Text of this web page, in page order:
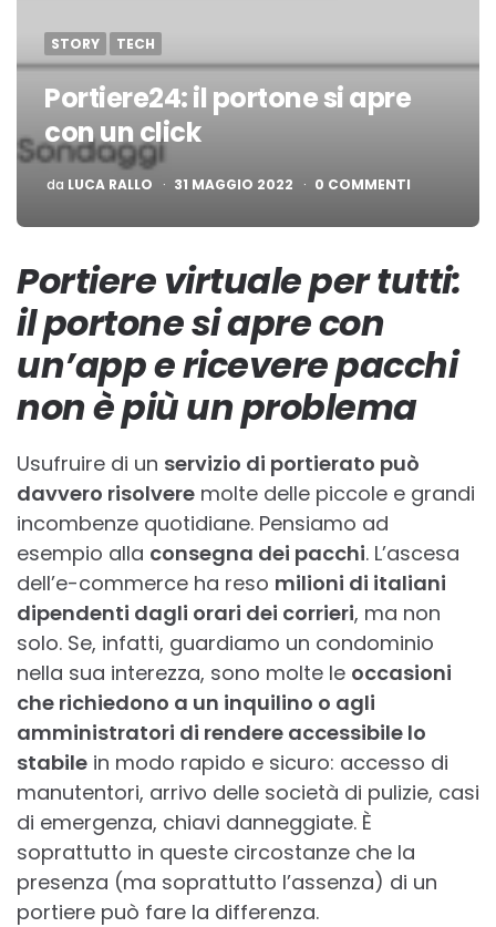
STORY TECH
Portiere24: il portone si apre
con un click
PUBBLICATO
da LUCA RALLO 31 MAGGIO 2022 0 COMMENTI
Portiere virtuale per tutti:
il portone si apre con
un’app e ricevere pacchi
non è più un problema
Usufruire di un servizio di portierato può
davvero risolvere molte delle piccole e grandi
incombenze quotidiane. Pensiamo ad
esempio alla consegna dei pacchi. L’ascesa
dell’e-commerce ha reso milioni di italiani
dipendenti dagli orari dei corrieri, ma non
solo. Se, infatti, guardiamo un condominio
nella sua interezza, sono molte le occasioni
che richiedono a un inquilino o agli
amministratori di rendere accessibile lo
stabile in modo rapido e sicuro: accesso di
manutentori, arrivo delle società di pulizie, casi
di emergenza, chiavi danneggiate. È
soprattutto in queste circostanze che la
presenza (ma soprattutto l’assenza) di un
portiere può fare la differenza.